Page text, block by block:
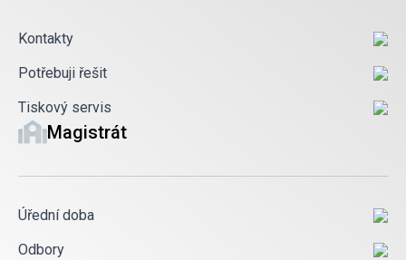
Kontakty
Potřebuji řešit
Tiskový servis
Magistrát
Úřední doba
Odbory